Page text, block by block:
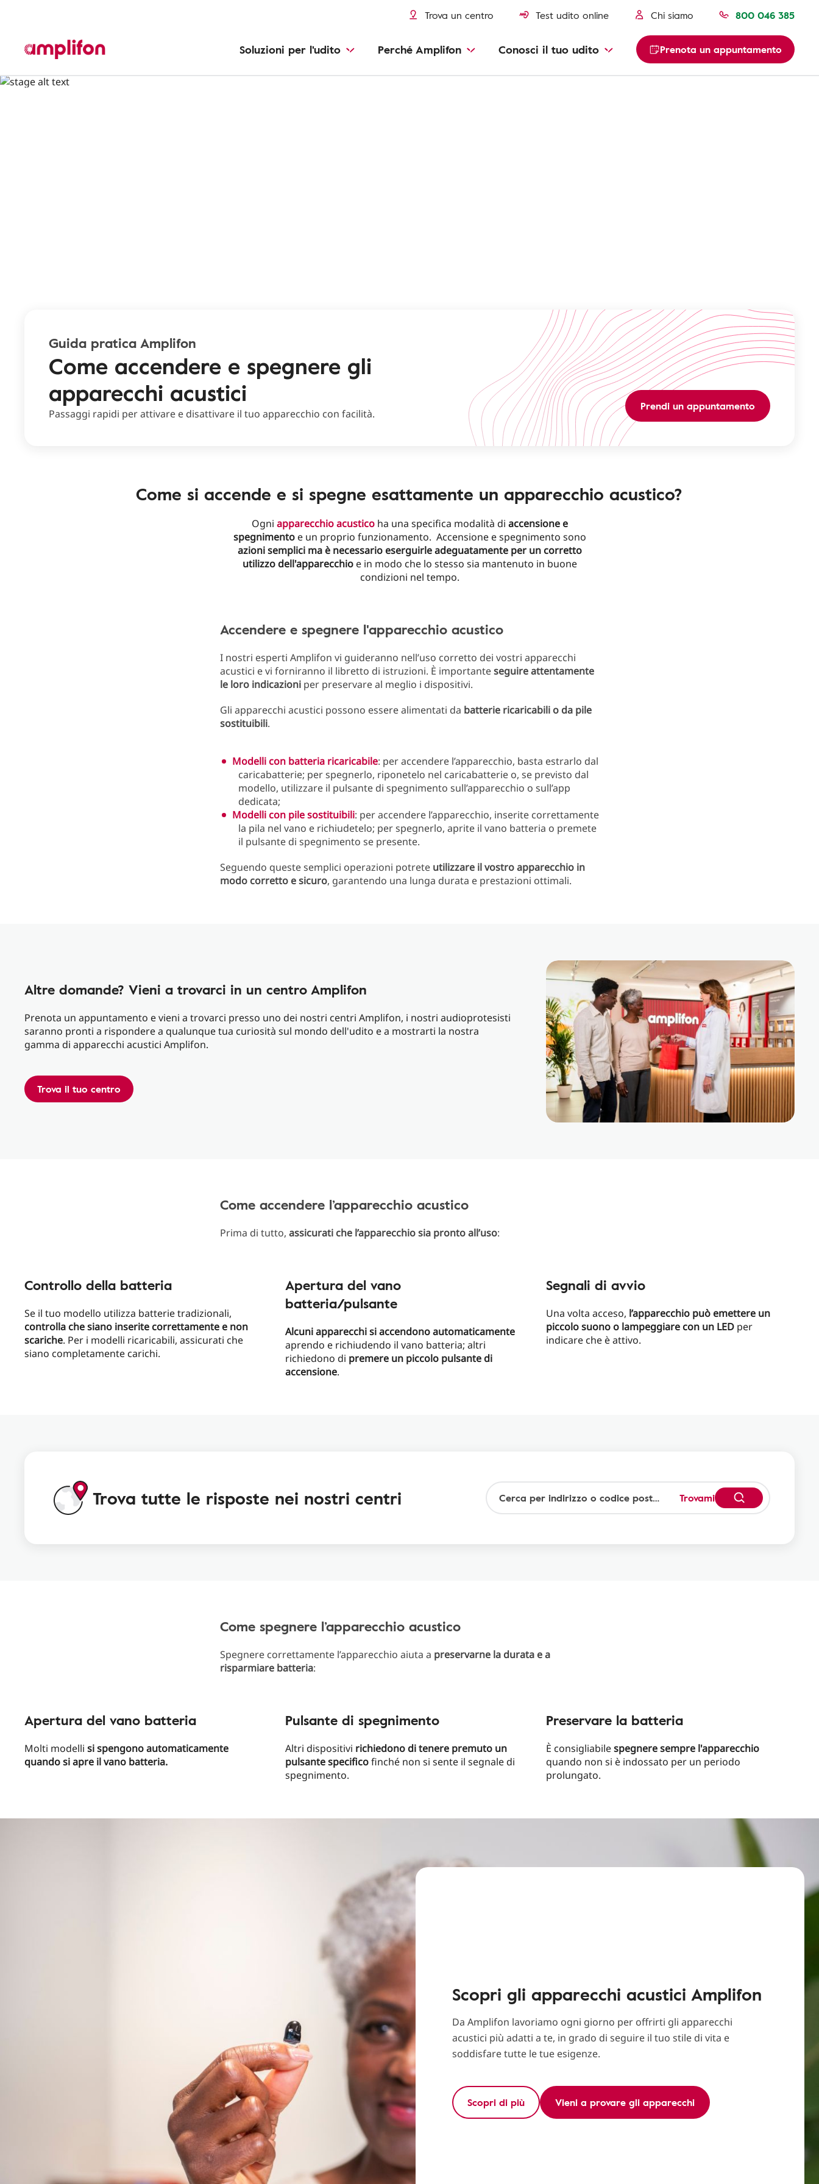
Trova un centro Test udito online Chi siamo 800 046 385
Soluzioni per l'udito Perché Amplifon Conosci il tuo udito Prenota un appuntamento
Apparecchi acustici
Guida pratica Amplifon
Come accendere e spegnere gli
apparecchi acustici
Passaggi rapidi per attivare e disattivare il tuo apparecchio con facilità.
Prendi un appuntamento
Come si accende e si spegne esattamente un apparecchio acustico?
Ogni apparecchio acusticoha una specifica modalità di accensione e
spegnimentoe un proprio funzionamento. Accensione e spegnimento sono
azioni semplici ma è necessario eserguirle adeguatamente per un corretto
utilizzo dell'apparecchioe in modo che lo stesso sia mantenuto in buone
condizioni nel tempo.
Accendere e spegnere l'apparecchio acustico
I nostri esperti Amplifon vi guideranno nell’uso corretto dei vostri apparecchi
acustici e vi forniranno il libretto di istruzioni. È importanteseguire attentamente
le loro indicazioni per preservare al meglio i dispositivi.
Gli apparecchi acustici possono essere alimentati da batterie ricaricabili o da pile
sostituibili.
Modelli con batteria ricaricabile: per accendere l’apparecchio, basta estrarlo dal
caricabatterie; per spegnerlo, riponetelo nel caricabatterie o, se previsto dal
modello, utilizzare il pulsante di spegnimento sull’apparecchio o sull’app
dedicata;
Modelli con pile sostituibili: per accendere l’apparecchio, inserite correttamente
la pila nel vano e richiudetelo; per spegnerlo, aprite il vano batteria o premete
il pulsante di spegnimento se presente.
Seguendo queste semplici operazioni potrete utilizzare il vostro apparecchio in
modo corretto e sicuro, garantendo una lunga durata e prestazioni ottimali.
Altre domande? Vieni a trovarci in un centro Amplifon
Prenota un appuntamento e vieni a trovarci presso uno dei nostri centri Amplifon, i nostri audioprotesisti
saranno pronti a rispondere a qualunque tua curiosità sul mondo dell'udito e a mostrarti la nostra
gamma di apparecchi acustici Amplifon.
Trova il tuo centro
Come accendere l’apparecchio acustico
Prima di tutto, assicurati che l’apparecchio sia pronto all’uso:
Controllo della batteria
Se il tuo modello utilizza batterie tradizionali,
controlla che siano inserite correttamente e non
scariche. Per i modelli ricaricabili, assicurati che
siano completamente carichi.
Apertura del vano
batteria/pulsante
Alcuni apparecchi si accendono automaticamente
aprendo e richiudendo il vano batteria; altri
richiedono di premere un piccolo pulsante di
accensione.
Segnali di avvio
Una volta acceso, l’apparecchio può emettere un
piccolo suono o lampeggiare con un LED per
indicare che è attivo.
Trova tutte le risposte nei nostri centri Trovami
Come spegnere l’apparecchio acustico
Spegnere correttamente l’apparecchio aiuta a preservarne la durata e a
risparmiare batteria:
Apertura del vano batteria
Molti modelli si spengono automaticamente
quando si apre il vano batteria.
Pulsante di spegnimento
Altri dispositivi richiedono di tenere premuto un
pulsante specificofinché non si sente il segnale di
spegnimento.
Preservare la batteria
È consigliabilespegnere sempre l'apparecchio
quando non si è indossato per un periodo
prolungato.
Scopri gli apparecchi acustici Amplifon
Da Amplifon lavoriamo ogni giorno per offrirti gli apparecchi
acustici più adatti a te, in grado di seguire il tuo stile di vita e
soddisfare tutte le tue esigenze.
Scopri di più Vieni a provare gli apparecchi